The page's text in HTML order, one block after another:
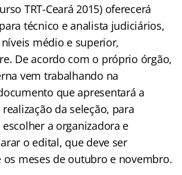
TRT-Ceará 2015) oferecerá
técnico e analista judiciários,
médio e superior,
De acordo com o próprio órgão,
vem trabalhando na
que apresentará a
da seleção, para
a organizadora e
o edital, que deve ser
meses de outubro e novembro.